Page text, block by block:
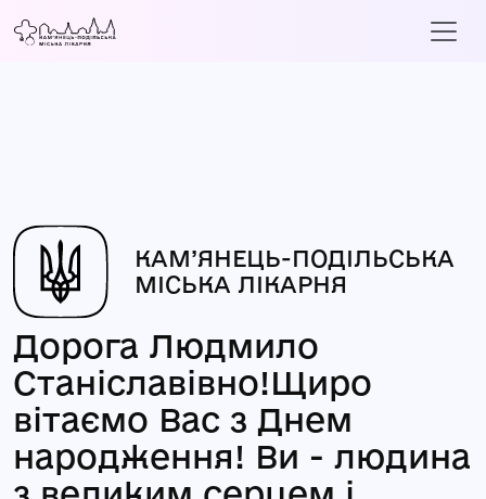
КАМ’ЯНЕЦЬ-ПОДІЛЬСЬКА
МІСЬКА ЛІКАРНЯ
Дорога Людмило
Станіславівно!Щиро
вітаємо Вас з Днем
народження! Ви - людина